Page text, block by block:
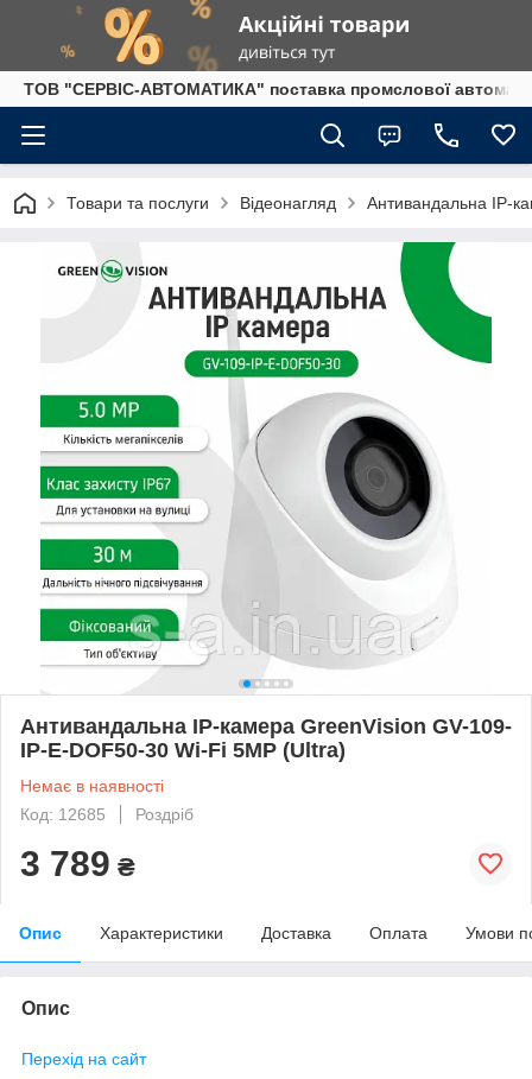
ТОВ "СЕРВІС-АВТОМАТИКА" поставка промслової
Товари та послуги Відеонагляд Антивандальна IP-
Антивандальна IP-камера GreenVision GV-109-
IP-E-DOF50-30 Wi-Fi 5MP (Ultra)
Немає в наявності
Код: 12685
Роздріб
3 789 ₴
Опис Характеристики Доставка Оплата Умови
Опис
Перехід на сайт